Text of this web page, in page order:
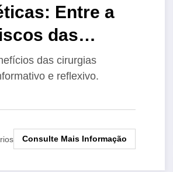
Entre a
das
das cirurgias
e reflexivo.
Consulte Mais Informação